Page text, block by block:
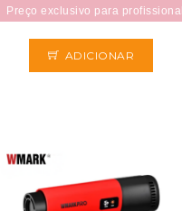
Preço exclusivo para profissional
ADICIONAR